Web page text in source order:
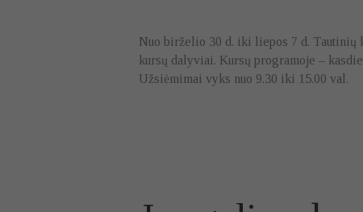
Nuo birželio 30 d. iki liepos 7 d. Tautinių
kursų dalyviai. Kursų programoje –
Užsiėmimai vyks nuo 9.30 iki 15.00 val.